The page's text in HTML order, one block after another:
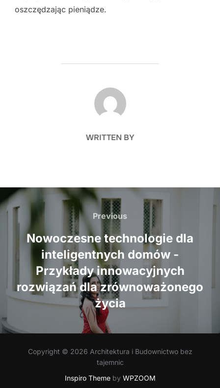
oszczędzając pieniądze.
POST AUTHOR
WRITTEN BY
Nawigacja
wpisu
Previous
Previous
Nowoczesne technologie dla
inteligentnych domów -
Przykłady innowacyjnych
rozwiązań dla zrównoważonego
życia
Copyright © 2026 Architektura i Budownictwo bez
tajemnic
Inspiro Themeby WPZOOM